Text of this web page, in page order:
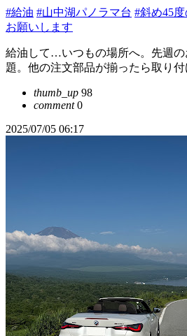
#給油 #山中湖パノラマ台 #斜め45
お願いします
給油して…いつもの場所へ。先週
題。他の注文部品が揃ったら取り
thumb_up 98
comment0
2025/07/05 06:17